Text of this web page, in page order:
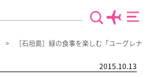
［石垣島］緑の食事を楽しむ「ユーグレナ
2015.10.13